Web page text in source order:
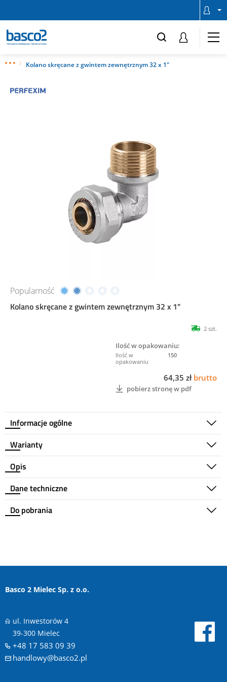
Kolano skręcane z gwintem zewnętrznym 32 x 1"
Popularność
Kolano skręcane z gwintem zewnętrznym 32 x 1"
Informacje ogólne
2 szt.
Ilość w opakowaniu:
150
64,35 zł brutto
pobierz stronę w pdf
Warianty
Opis
Dane techniczne
Do pobrania
Basco 2 Mielec Sp. z o.o.
ul. Inwestorów 4
39-300 Mielec
+48 17 583 09 39
handlowy@basco2.pl